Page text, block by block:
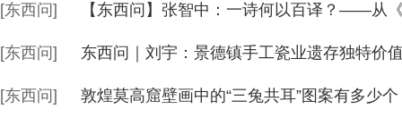
[东西问]
[东西问] 东西问｜刘宇：景德镇手工瓷业遗存独特价
[东西问] 敦煌莫高窟壁画中的“三兔共耳”图案有多少个